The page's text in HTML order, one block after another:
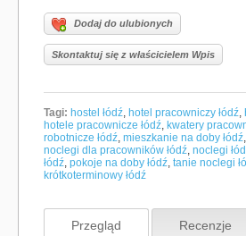
Dodaj do ulubionych
Skontaktuj się z właścicielem Wpis
Tagi: hostel łódź, hotel pracowniczy łódź,
hotele pracownicze łódź, kwatery
robotnicze łódź, mieszkanie na doby łódź,
noclegi dla pracowników łódź, noclegi
łódź, pokoje na doby łódź, tanie noclegi
krótkoterminowy łódź
Przegląd Recenzje